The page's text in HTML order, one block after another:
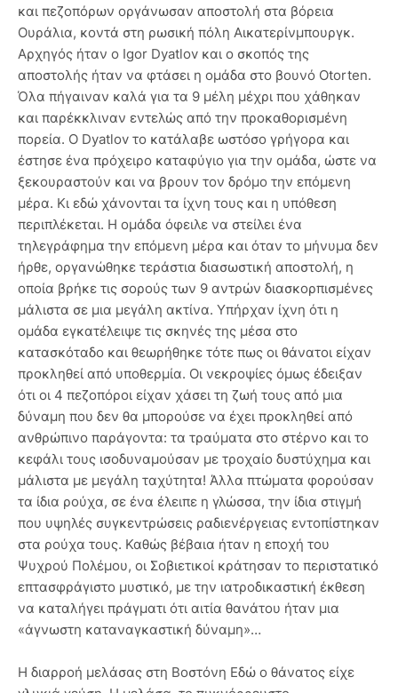
και πεζοπόρων οργάνωσαν αποστολή στα βόρεια
Ουράλια, κοντά στη ρωσική πόλη Αικατερίνμπουργκ.
Αρχηγός ήταν ο Igor Dyatlov και ο σκοπός της
αποστολής ήταν να φτάσει η ομάδα στο βουνό Otorten.
Όλα πήγαιναν καλά για τα 9 μέλη μέχρι που χάθηκαν
και παρέκκλιναν εντελώς από την προκαθορισμένη
πορεία. Ο Dyatlov το κατάλαβε ωστόσο γρήγορα και
έστησε ένα πρόχειρο καταφύγιο για την ομάδα, ώστε να
ξεκουραστούν και να βρουν τον δρόμο την επόμενη
μέρα. Κι εδώ χάνονται τα ίχνη τους και η υπόθεση
περιπλέκεται. Η ομάδα όφειλε να στείλει ένα
τηλεγράφημα την επόμενη μέρα και όταν το μήνυμα δεν
ήρθε, οργανώθηκε τεράστια διασωστική αποστολή, η
οποία βρήκε τις σορούς των 9 αντρών διασκορπισμένες
μάλιστα σε μια μεγάλη ακτίνα. Υπήρχαν ίχνη ότι η
ομάδα εγκατέλειψε τις σκηνές της μέσα στο
κατασκόταδο και θεωρήθηκε τότε πως οι θάνατοι είχαν
προκληθεί από υποθερμία. Οι νεκροψίες όμως έδειξαν
ότι οι 4 πεζοπόροι είχαν χάσει τη ζωή τους από μια
δύναμη που δεν θα μπορούσε να έχει προκληθεί από
ανθρώπινο παράγοντα: τα τραύματα στο στέρνο και το
κεφάλι τους ισοδυναμούσαν με τροχαίο δυστύχημα και
μάλιστα με μεγάλη ταχύτητα! Άλλα πτώματα φορούσαν
τα ίδια ρούχα, σε ένα έλειπε η γλώσσα, την ίδια στιγμή
που υψηλές συγκεντρώσεις ραδιενέργειας εντοπίστηκαν
στα ρούχα τους. Καθώς βέβαια ήταν η εποχή του
Ψυχρού Πολέμου, οι Σοβιετικοί κράτησαν το περιστατικό
επτασφράγιστο μυστικό, με την ιατροδικαστική έκθεση
να καταλήγει πράγματι ότι αιτία θανάτου ήταν μια
«άγνωστη καταναγκαστική δύναμη»…
Η διαρροή μελάσας στη Βοστόνη Εδώ ο θάνατος είχε